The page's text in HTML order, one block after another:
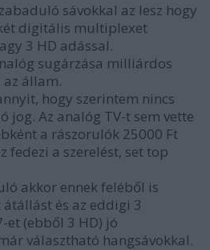
sávokkal az lesz hogy
digitális multiplexet
3 HD adással.
sugárzása milliárdos
állam.
hogy szerintem nincs
jog. Az analóg TV-t sem vette
a rászorulók 25000 Ft
fedezi a szerelést, set top
akkor ennek feléből is
és az eddigi 3
et (ebből 3 HD) jó
választható hangsávokkal.